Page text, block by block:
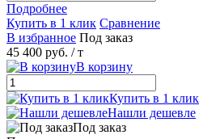
Подробнее
Купить в 1 клик Сравнение
В избранное Под заказ
45 400 руб. / т
В корзину
Купить в 1 клик
Нашли дешевле
Под заказ